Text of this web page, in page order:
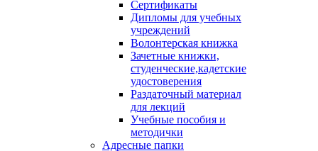
Сертификаты
Дипломы для учебных
учреждений
Волонтерская книжка
Зачетные книжки,
студенческие,кадетские
удостоверения
Раздаточный материал
для лекций
Учебные пособия и
методички
Адресные папки